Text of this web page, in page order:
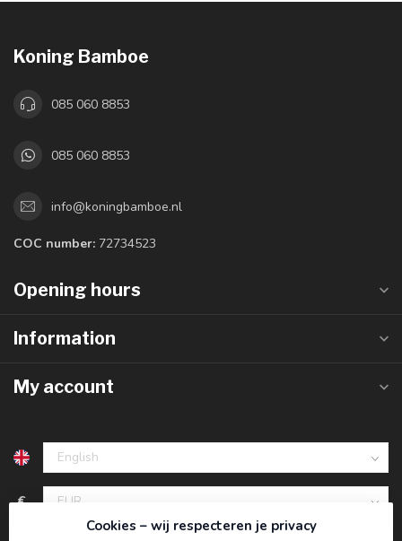
Koning Bamboe
085 060 8853
085 060 8853
info@koningbamboe.nl
COC number: 72734523
Opening hours
Information
My account
€
Cookies – wij respecteren je privacy